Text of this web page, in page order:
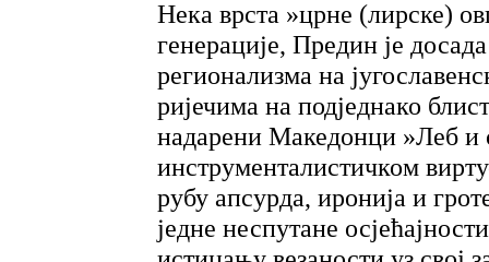
Нека врста »црне (лирске)
генерације, Предин је
регионализма на
ријечима на подједнако
надарени Македонци »Леб и
инструменталистичком
рубу апсурда, иронија и
једне неспутане